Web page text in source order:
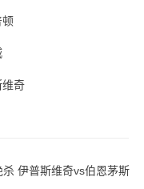
顿
奇
伊普斯维奇vs伯恩茅斯